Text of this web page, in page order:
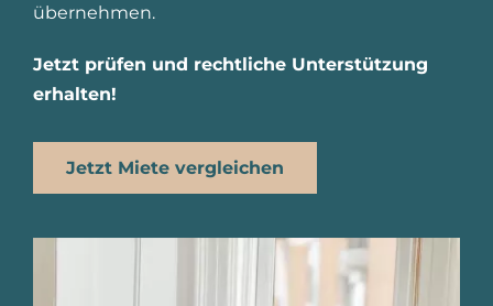
übernehmen.
Jetzt prüfen und rechtliche Unterstützung
erhalten!
Jetzt Miete vergleichen